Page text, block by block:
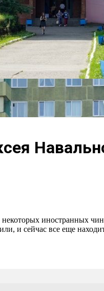
некоторых иностранных
и сейчас все еще